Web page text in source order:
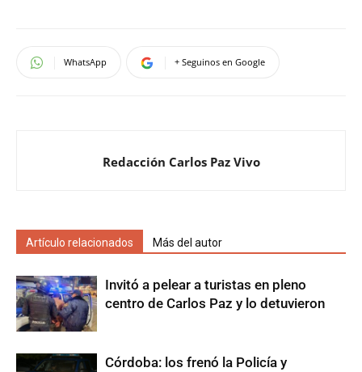
WhatsApp + Seguinos en Google
Redacción Carlos Paz Vivo
Artículo relacionados Más del autor
Invitó a pelear a turistas en pleno
centro de Carlos Paz y lo detuvieron
Córdoba: los frenó la Policía y